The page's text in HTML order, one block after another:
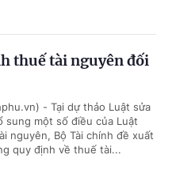
thuế tài nguyên đối
- Tại dự thảo Luật sửa
sung một số điều của Luật
nguyên, Bộ Tài chính đề xuất
quy định về thuế tài...